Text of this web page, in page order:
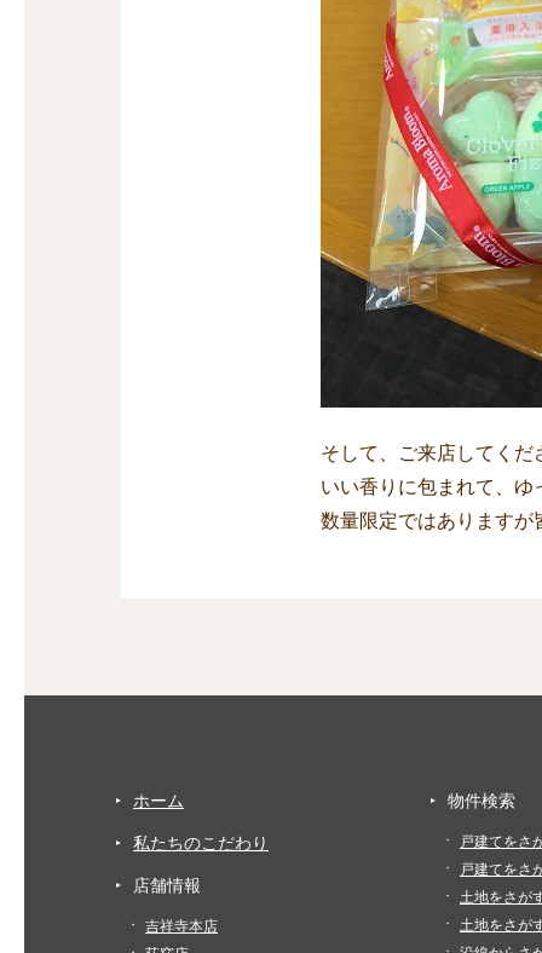
そして、ご来店してく
いい香りに包まれて、
数量限定ではありますが
ホーム
私たちのこだわり
店舗情報
吉祥寺本店
物件検索
戸建てをさ
戸建てをさ
土地をさが
土地をさが